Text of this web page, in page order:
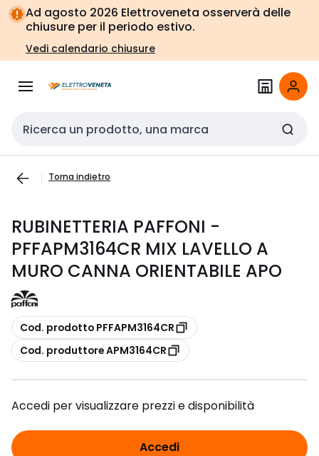
Vai alla
navigazione
Vai
alla
pagina
Ad agosto 2026 Elettroveneta osserverà delle
chiusure per il periodo estivo.
Vedi calendario chiusure
Cerca input
Torna indietro
RUBINETTERIA PAFFONI -
PFFAPM3164CR MIX LAVELLO A
MURO CANNA ORIENTABILE APO
copia
Cod. prodotto PFFAPM3164CR
copia
Cod. produttore APM3164CR
Accedi per visualizzare prezzi e disponibilità
Accedi